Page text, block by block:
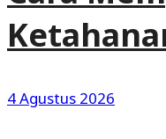
4 Agustus 2026